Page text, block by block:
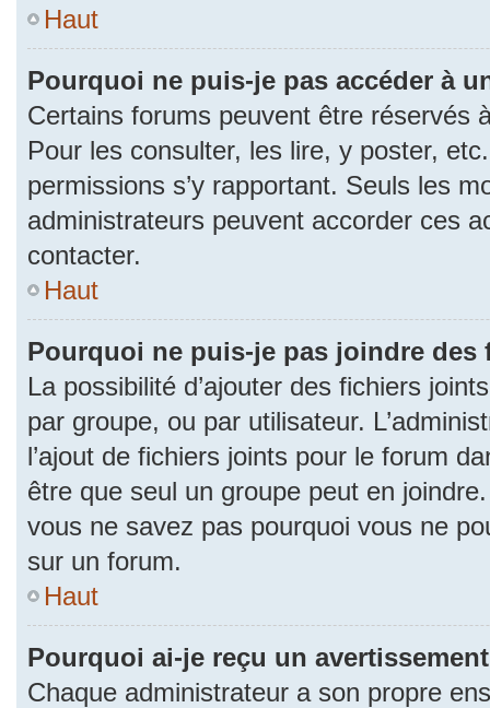
Haut
Pourquoi ne puis-je pas accéder à
Certains forums peuvent être réservés
Pour les consulter, les lire, y poster,
permissions s’y rapportant. Seuls les
administrateurs peuvent accorder ces
contacter.
Haut
Pourquoi ne puis-je pas joindre des
La possibilité d’ajouter des fichiers
par groupe, ou par utilisateur.
l’ajout de fichiers joints pour le forum
être que seul un groupe peut en
vous ne savez pas pourquoi vous ne
sur un forum.
Haut
Pourquoi ai-je reçu un
Chaque administrateur a son propre